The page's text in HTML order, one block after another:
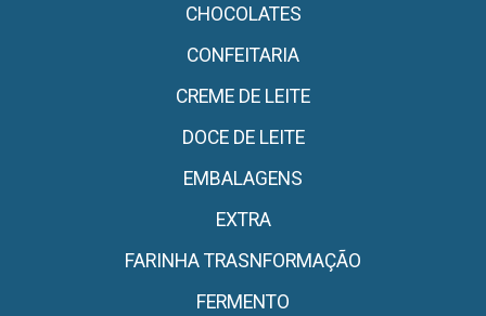
CHOCOLATES
CONFEITARIA
CREME DE LEITE
DOCE DE LEITE
EMBALAGENS
EXTRA
FARINHA TRASNFORMAÇÃO
FERMENTO